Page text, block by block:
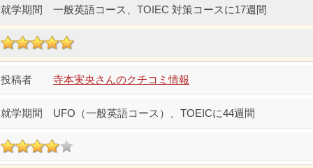
一般英語コース、TOIEC 対策コースに17週間
寺本実央さんのクチコミ情報
UFO（一般英語コース）、TOEICに44週間